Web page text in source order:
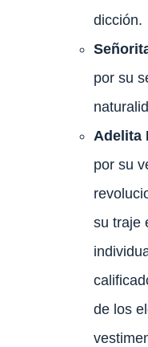
dicción.
por su
Adelita
por su
su traje
de los